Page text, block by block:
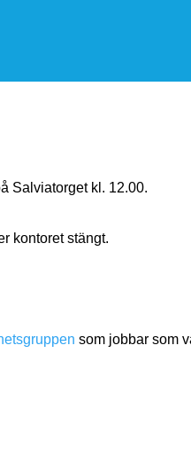
Salviatorget kl. 12.00.
kontoret stängt.
som jobbar som